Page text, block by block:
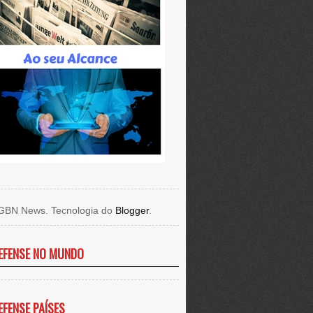
News. Tecnologia do Blogger.
NO MUNDO
PAÍSES